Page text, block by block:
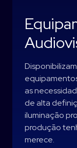
as
de alta
iluminação
produção
merece.